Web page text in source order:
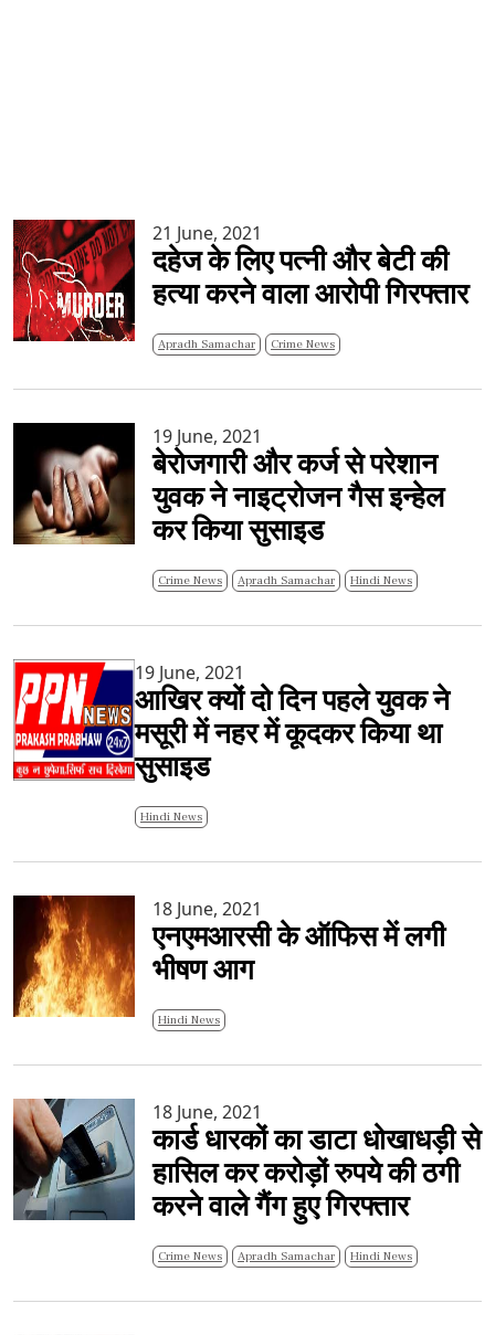
21 June, 2021
दहेज के लिए पत्नी और बेटी की
हत्या करने वाला आरोपी गिरफ्तार
Apradh Samachar Crime News
19 June, 2021
बेरोजगारी और कर्ज से परेशान
युवक ने नाइट्रोजन गैस इन्हेल
कर किया सुसाइड
Crime News Apradh Samachar Hindi News
19 June, 2021
आखिर क्यों दो दिन पहले युवक ने
मसूरी में नहर में कूदकर किया था
सुसाइड
Hindi News
18 June, 2021
एनएमआरसी के ऑफिस में लगी
भीषण आग
Hindi News
18 June, 2021
कार्ड धारकों का डाटा धोखाधड़ी से
हासिल कर करोड़ों रुपये की ठगी
करने वाले गैंग हुए गिरफ्तार
Crime News Apradh Samachar Hindi News